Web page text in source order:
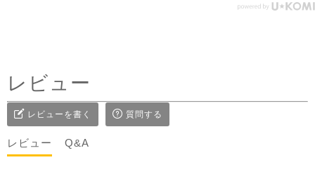
前にした時はリネンジレと
レビュー
レビューを書く 質問する
レビュー Q&A